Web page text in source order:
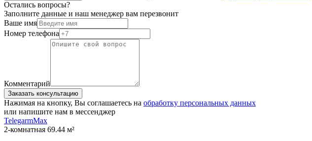
Остались вопросы?
Заполните данные и наш менеджер вам перезвонит
Ваше имя
Номер телефона
Комментарий
Заказать консультацию
Нажимая на кнопку, Вы соглашаетесь на обработку персональных данных
или напишите нам в мессенджер
TelegarmMax
2-комнатная 69.44 м²